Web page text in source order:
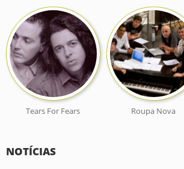
Tears For Fears Roupa Nova
NOTÍCIAS